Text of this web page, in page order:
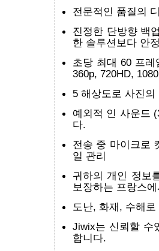
전문적인 품질의
진정한 단방향 백
한 솔루션보다 안
초당 최대 60 프
360p, 720HD,
5 해상도로 사진
예외적 인 사운드
다.
전송 중 마이크로
일 관리
귀하의 개인 정보
보장하는 프랑스
도난, 화재, 수해
Jiwix는 신뢰할 수
합니다.